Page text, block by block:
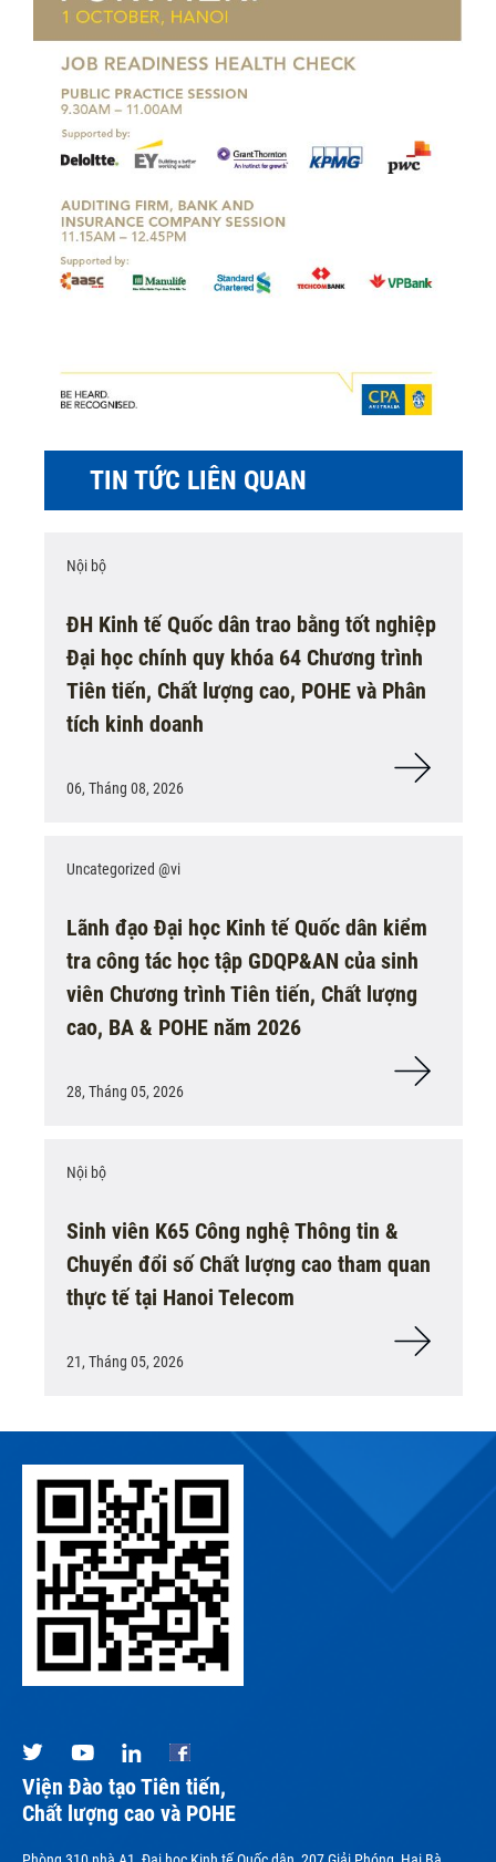
TIN TỨC LIÊN QUAN
Nội bộ
ĐH Kinh tế Quốc dân trao bằng tốt nghiệp
Đại học chính quy khóa 64 Chương trình
Tiên tiến, Chất lượng cao, POHE và Phân
tích kinh doanh
06, Tháng 08, 2026
Uncategorized @vi
Lãnh đạo Đại học Kinh tế Quốc dân kiểm
tra công tác học tập GDQP&AN của sinh
viên Chương trình Tiên tiến, Chất lượng
cao, BA & POHE năm 2026
28, Tháng 05, 2026
Nội bộ
Sinh viên K65 Công nghệ Thông tin &
Chuyển đổi số Chất lượng cao tham quan
thực tế tại Hanoi Telecom
21, Tháng 05, 2026
Viện Đào tạo Tiên tiến,
Chất lượng cao và POHE